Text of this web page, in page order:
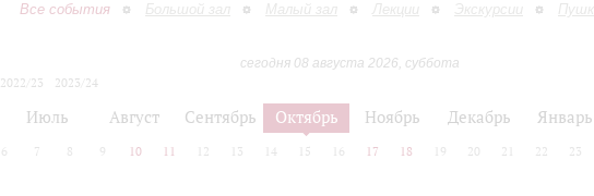
Все события Большой зал Малый зал Лекции Экскурсии
сегодня 08 августа 2026, суббота
2022/23
2023/24
Июль Август Сентябрь Октябрь Ноябрь Декабрь Январь
6 7 8 9 10 11 12 13 14 15 16 17 18 19 20 21 22 23